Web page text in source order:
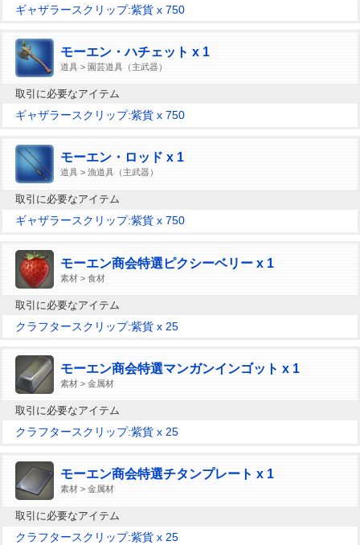
ギャザラースクリップ:紫貨 x 750
モーエン・ハチェット x 1
道具 > 園芸道具（主武器）
取引に必要なアイテム
ギャザラースクリップ:紫貨 x 750
モーエン・ロッド x 1
道具 > 漁道具（主武器）
取引に必要なアイテム
ギャザラースクリップ:紫貨 x 750
モーエン商会特選ピクシーベリー x 1
素材 > 食材
取引に必要なアイテム
クラフタースクリップ:紫貨 x 25
モーエン商会特選マンガンインゴット x 1
素材 > 金属材
取引に必要なアイテム
クラフタースクリップ:紫貨 x 25
モーエン商会特選チタンプレート x 1
素材 > 金属材
取引に必要なアイテム
クラフタースクリップ:紫貨 x 25